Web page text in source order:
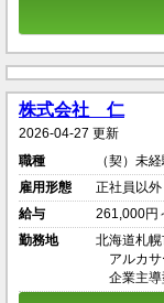
株式会社 仁
2026-04-27 更新
職種
（契）未
雇用形態
正社員以外
給与
261,000円
勤務地
北海道札
アルカサ
企業主導